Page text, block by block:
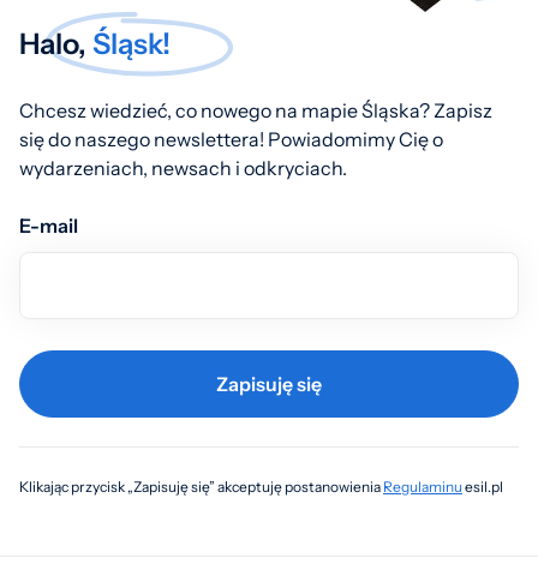
Halo, Śląsk!
Chcesz wiedzieć, co nowego na mapie Śląska? Zapisz
się do naszego newslettera! Powiadomimy Cię o
wydarzeniach, newsach i odkryciach.
E-mail
Zapisuję się
Klikając przycisk „Zapisuję się” akceptuję postanowienia Regulaminuesil.pl